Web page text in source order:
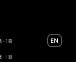
18
18
EN